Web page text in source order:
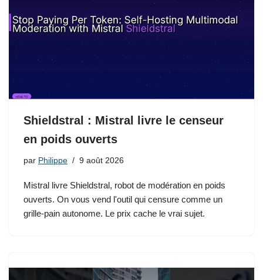
Shieldstral : Mistral livre le censeur
en poids ouverts
par Philippe 9 août 2026
Mistral livre Shieldstral, robot de modération en poids
ouverts. On vous vend l'outil qui censure comme un
grille-pain autonome. Le prix cache le vrai sujet.